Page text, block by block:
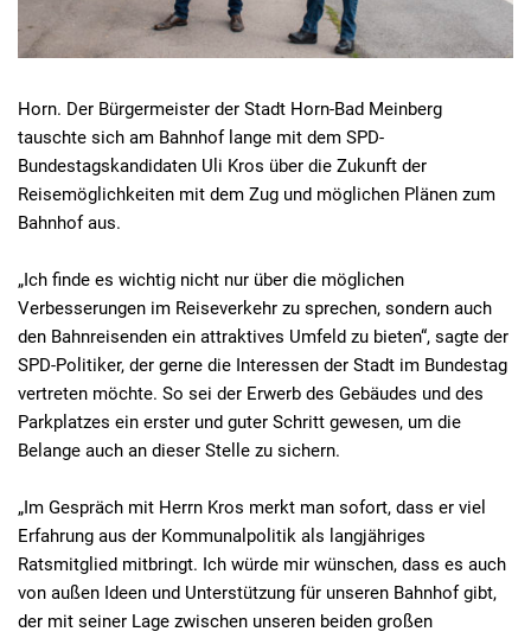
Horn. Der Bürgermeister der Stadt Horn-Bad Meinberg
tauschte sich am Bahnhof lange mit dem SPD-
Bundestagskandidaten Uli Kros über die Zukunft der
Reisemöglichkeiten mit dem Zug und möglichen Plänen zum
Bahnhof aus.
„Ich finde es wichtig nicht nur über die möglichen
Verbesserungen im Reiseverkehr zu sprechen, sondern auch
den Bahnreisenden ein attraktives Umfeld zu bieten“, sagte der
SPD-Politiker, der gerne die Interessen der Stadt im Bundestag
vertreten möchte. So sei der Erwerb des Gebäudes und des
Parkplatzes ein erster und guter Schritt gewesen, um die
Belange auch an dieser Stelle zu sichern.
„Im Gespräch mit Herrn Kros merkt man sofort, dass er viel
Erfahrung aus der Kommunalpolitik als langjähriges
Ratsmitglied mitbringt. Ich würde mir wünschen, dass es auch
von außen Ideen und Unterstützung für unseren Bahnhof gibt,
der mit seiner Lage zwischen unseren beiden großen